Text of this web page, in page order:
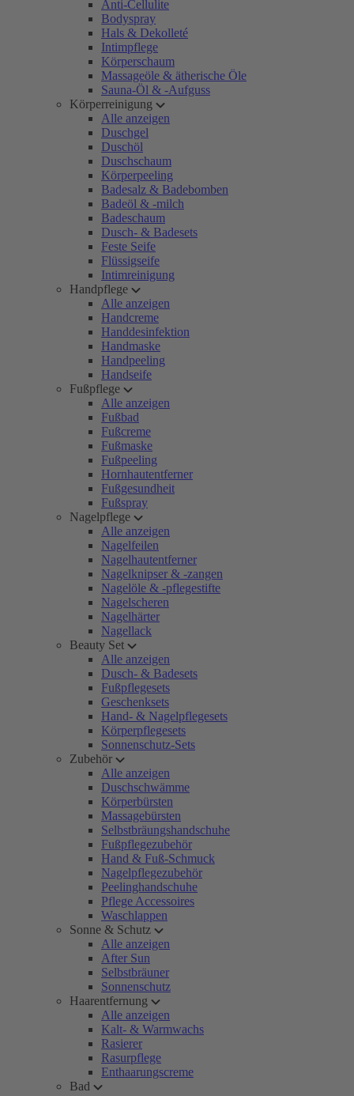
Anti-Cellulite
Bodyspray
Hals & Dekolleté
Intimpflege
Körperschaum
Massageöle & ätherische Öle
Sauna-Öl & -Aufguss
Körperreinigung
Alle anzeigen
Duschgel
Duschöl
Duschschaum
Körperpeeling
Badesalz & Badebomben
Badeöl & -milch
Badeschaum
Dusch- & Badesets
Feste Seife
Flüssigseife
Intimreinigung
Handpflege
Alle anzeigen
Handcreme
Handdesinfektion
Handmaske
Handpeeling
Handseife
Fußpflege
Alle anzeigen
Fußbad
Fußcreme
Fußmaske
Fußpeeling
Hornhautentferner
Fußgesundheit
Fußspray
Nagelpflege
Alle anzeigen
Nagelfeilen
Nagelhautentferner
Nagelknipser & -zangen
Nagelöle & -pflegestifte
Nagelscheren
Nagelhärter
Nagellack
Beauty Set
Alle anzeigen
Dusch- & Badesets
Fußpflegesets
Geschenksets
Hand- & Nagelpflegesets
Körperpflegesets
Sonnenschutz-Sets
Zubehör
Alle anzeigen
Duschschwämme
Körperbürsten
Massagebürsten
Selbstbräungshandschuhe
Fußpflegezubehör
Hand & Fuß-Schmuck
Nagelpflegezubehör
Peelinghandschuhe
Pflege Accessoires
Waschlappen
Sonne & Schutz
Alle anzeigen
After Sun
Selbstbräuner
Sonnenschutz
Haarentfernung
Alle anzeigen
Kalt- & Warmwachs
Rasierer
Rasurpflege
Enthaarungscreme
Bad